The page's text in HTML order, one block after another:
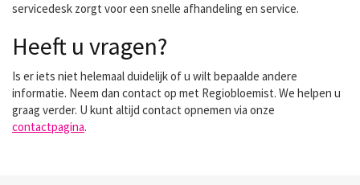
servicedesk zorgt voor een snelle afhandeling en service.
Heeft u vragen?
Is er iets niet helemaal duidelijk of u wilt bepaalde andere
informatie. Neem dan contact op met Regiobloemist. We helpen u
graag verder. U kunt altijd contact opnemen via onze
contactpagina.